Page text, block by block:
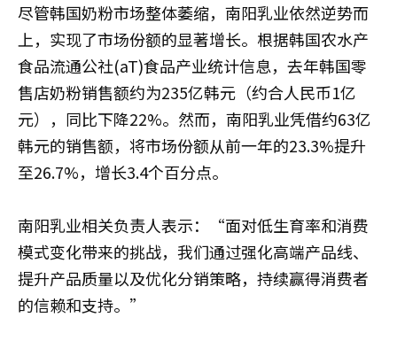
尽管韩国奶粉市场整体萎缩，南阳乳业依然逆势而
上，实现了市场份额的显著增长。根据韩国农水产
食品流通公社(aT)食品产业统计信息，去年韩国零
售店奶粉销售额约为235亿韩元（约合人民币1亿
元），同比下降22%。然而，南阳乳业凭借约63亿
韩元的销售额，将市场份额从前一年的23.3%提升
至26.7%，增长3.4个百分点。
南阳乳业相关负责人表示：“面对低生育率和消费
模式变化带来的挑战，我们通过强化高端产品线、
提升产品质量以及优化分销策略，持续赢得消费者
的信赖和支持。”